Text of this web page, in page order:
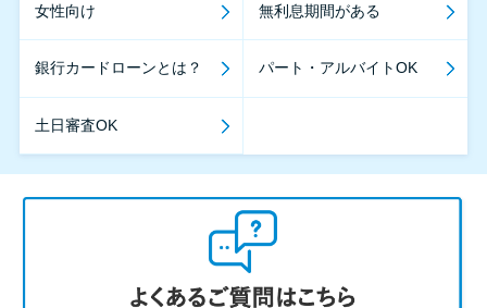
女性向け 無利息期間がある
銀行カードローンとは？ パート・アルバイトOK
土日審査OK